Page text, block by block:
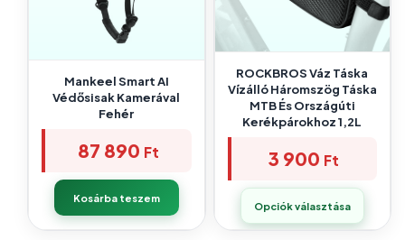
Mankeel Smart AI
Védősisak Kamerával
Fehér
87 890 Ft
Kosárba teszem
ROCKBROS Váz Táska
Vízálló Háromszög Táska
MTB És Országúti
Kerékpárokhoz 1,2L
3 900 Ft
Opciók választása